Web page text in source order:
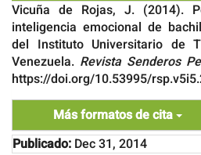
Vicuña de Rojas, J. (2014).
inteligencia emocional de
del Instituto Universitario de
Venezuela. Revista Senderos
https://doi.org/10.53995/
Más formatos de cita
Publicado: Dec 31, 2014